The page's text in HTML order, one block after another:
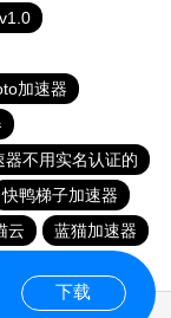
加速器
器不用实名认证的
快鸭梯子加速器
云
蓝猫加速器
下载